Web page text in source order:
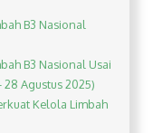
B3 Nasional
B3 Nasional Usai
Agustus 2025)
Kelola Limbah